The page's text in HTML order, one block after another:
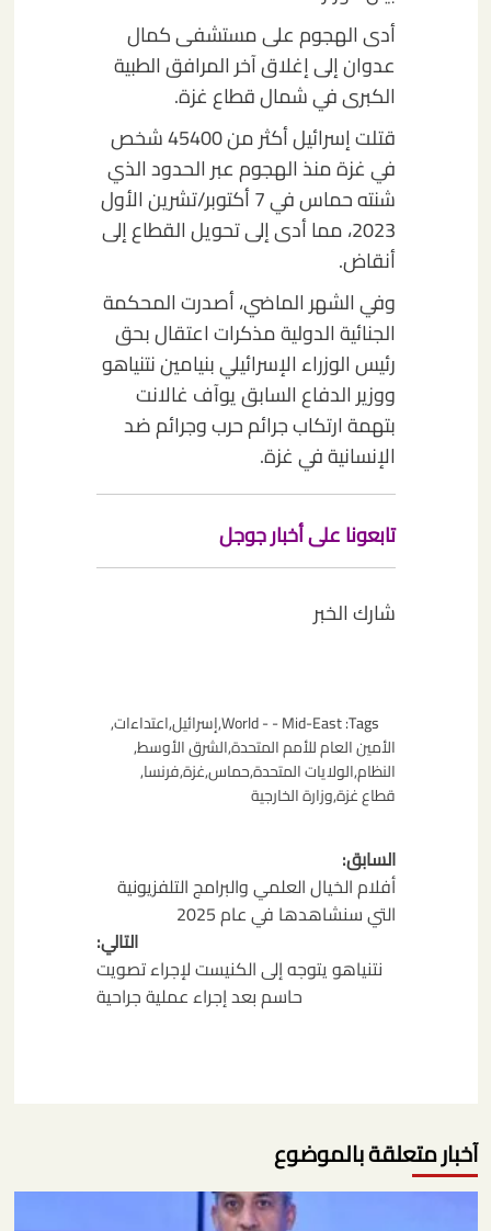
أدى الهجوم على مستشفى كمال
عدوان إلى إغلاق آخر المرافق الطبية
الكبرى في شمال قطاع غزة.
قتلت إسرائيل أكثر من 45400 شخص
في غزة منذ الهجوم عبر الحدود الذي
شنته حماس في 7 أكتوبر/تشرين الأول
2023، مما أدى إلى تحويل القطاع إلى
أنقاض.
وفي الشهر الماضي، أصدرت المحكمة
الجنائية الدولية مذكرات اعتقال بحق
رئيس الوزراء الإسرائيلي بنيامين نتنياهو
ووزير الدفاع السابق يوآف غالانت
بتهمة ارتكاب جرائم حرب وجرائم ضد
الإنسانية في غزة.
تابعونا على أخبار جوجل
شارك الخبر
Tags:
World - - Mid-East
,إسرائيل,اعتداءات,
الأمين العام للأمم المتحدة,الشرق الأوسط,
النظام,الولايات المتحدة,حماس,غزة,فرنسا,
قطاع غزة,وزارة الخارجية
تصفّح
المقالات
السابق:
أفلام الخيال العلمي والبرامج التلفزيونية
التي سنشاهدها في عام 2025
التالي:
نتنياهو يتوجه إلى الكنيست لإجراء تصويت
حاسم بعد إجراء عملية جراحية
آخبار متعلقة بالموضوع